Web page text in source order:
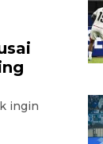
ingin